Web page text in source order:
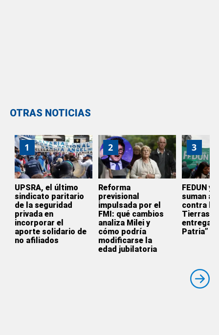
OTRAS NOTICIAS
1
UPSRA, el último
sindicato paritario
de la seguridad
privada en
incorporar el
aporte solidario de
no afiliados
2
Reforma
previsional
impulsada por el
FMI: qué cambios
analiza Milei y
cómo podría
modificarse la
edad jubilatoria
3
FEDUN y
suman a
contra la
Tierras:
entrega
Patria”